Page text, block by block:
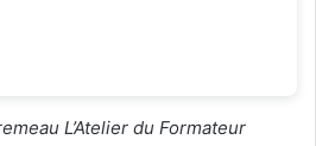
L’Atelier du Formateur